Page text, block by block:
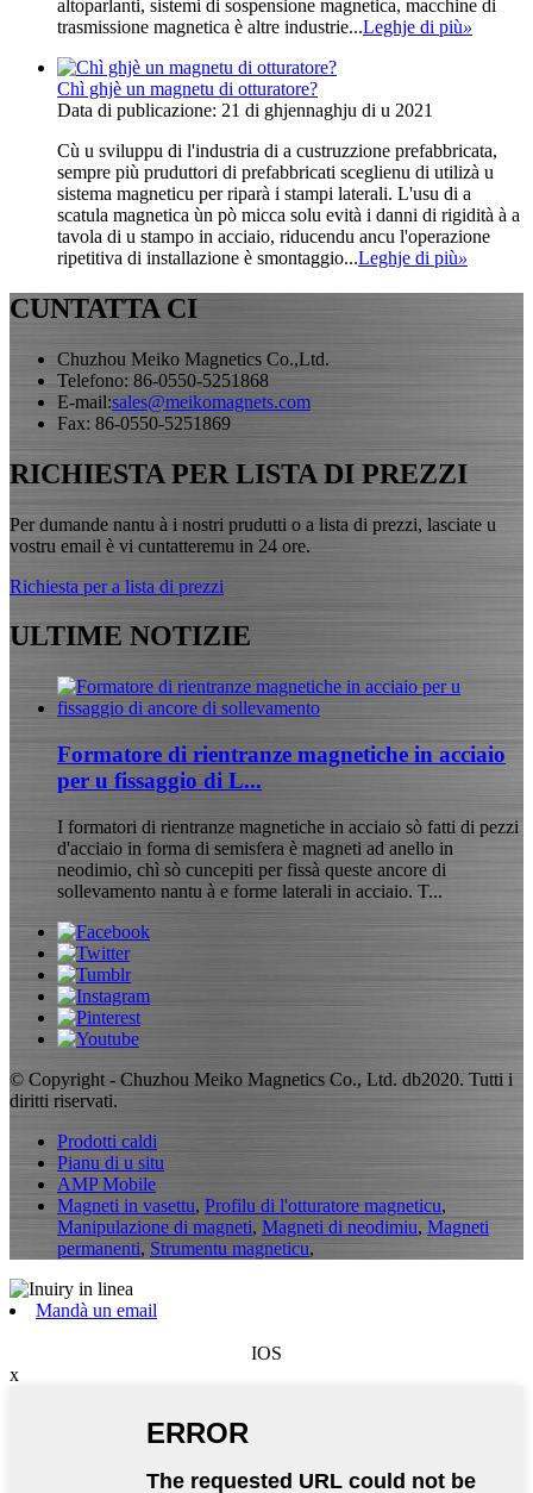
altoparlanti, sistemi di sospensione magnetica, macchine di
trasmissione magnetica è altre industrie...Leghje di più»
Chì ghjè un magnetu di otturatore?
Data di publicazione: 21 di ghjennaghju di u 2021
Cù u sviluppu di l'industria di a custruzzione prefabbricata,
sempre più pruduttori di prefabbricati sceglienu di utilizà u
sistema magneticu per riparà i stampi laterali. L'usu di a
scatula magnetica ùn pò micca solu evità i danni di rigidità à a
tavola di u stampo in acciaio, riducendu ancu l'operazione
ripetitiva di installazione è smontaggio...Leghje di più»
CUNTATTA CI
Chuzhou Meiko Magnetics Co.,Ltd.
Telefono: 86-0550-5251868
E-mail:sales@meikomagnets.com
Fax: 86-0550-5251869
RICHIESTA PER LISTA DI PREZZI
Per dumande nantu à i nostri prudutti o a lista di prezzi, lasciate u
vostru email è vi cuntatteremu in 24 ore.
Richiesta per a lista di prezzi
ULTIME NOTIZIE
Formatore di rientranze magnetiche in acciaio
per u fissaggio di L...
I formatori di rientranze magnetiche in acciaio sò fatti di pezzi
d'acciaio in forma di semisfera è magneti ad anello in
neodimio, chì sò cuncepiti per fissà queste ancore di
sollevamento nantu à e forme laterali in acciaio. T...
© Copyright - Chuzhou Meiko Magnetics Co., Ltd. db2020. Tutti i
diritti riservati.
Prodotti caldi
Pianu di u situ
AMP Mobile
Magneti in vasettu, Profilu di l'otturatore magneticu,
Manipulazione di magneti, Magneti di neodimiu, Magneti
permanenti, Strumentu magneticu,
Mandà un email
IOS
x